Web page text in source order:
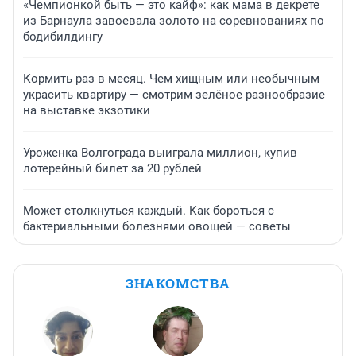
«Чемпионкой быть — это кайф»: как мама в декрете
из Барнаула завоевала золото на соревнованиях по
бодибилдингу
Кормить раз в месяц. Чем хищным или необычным
украсить квартиру — смотрим зелёное разнообразие
на выставке экзотики
Уроженка Волгограда выиграла миллион, купив
лотерейный билет за 20 рублей
Может столкнуться каждый. Как бороться с
бактериальными болезнями овощей — советы
ЗНАКОМСТВА